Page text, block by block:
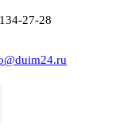
27-28